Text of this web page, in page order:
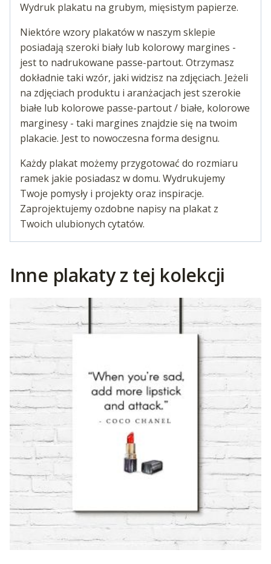
Wydruk plakatu na grubym, mięsistym papierze.
Niektóre wzory plakatów w naszym sklepie
posiadają szeroki biały lub kolorowy margines -
jest to nadrukowane passe-partout. Otrzymasz
dokładnie taki wzór, jaki widzisz na zdjęciach. Jeżeli
na zdjęciach produktu i aranżacjach jest szerokie
białe lub kolorowe passe-partout / białe, kolorowe
marginesy - taki margines znajdzie się na twoim
plakacie. Jest to nowoczesna forma designu.
Każdy plakat możemy przygotować do rozmiaru
ramek jakie posiadasz w domu. Wydrukujemy
Twoje pomysły i projekty oraz inspiracje.
Zaprojektujemy ozdobne napisy na plakat z
Twoich ulubionych cytatów.
Inne plakaty z tej kolekcji